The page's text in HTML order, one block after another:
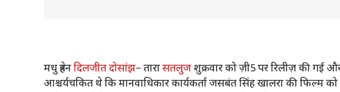
मधु त्रेहनदिलजीत दोसांझ– तारासतलुज शुक्रवार को ज़ी5 पर रिलीज़ की गई
आश्चर्यचकित थे कि मानवाधिकार कार्यकर्ता जसबंत सिंह खालरा की फिल्म